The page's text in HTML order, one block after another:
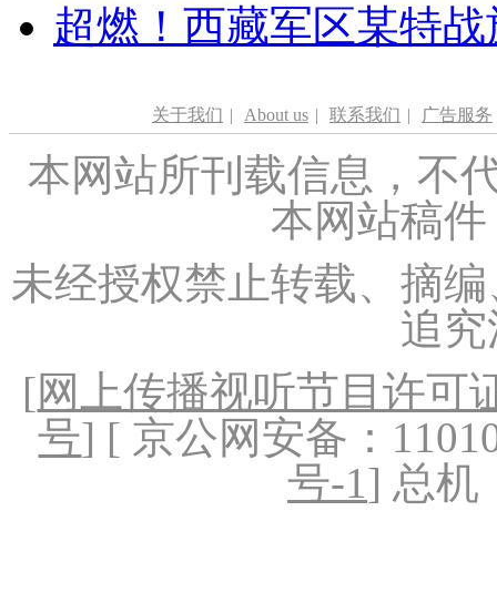
超燃！西藏军区某特
关于我们 | About us | 联系我们 | 广告服务
本网站所刊载信息，不
本网站稿
未经授权禁止转载、摘
追
[网上传播视听节目许可
号] [ 京公网安备：
号-1] 总机